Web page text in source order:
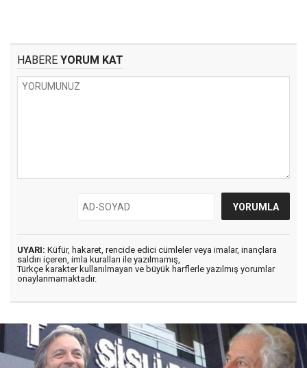
HABERE YORUM KAT
UYARI: Küfür, hakaret, rencide edici cümleler veya imalar, inançlara
saldırı içeren, imla kuralları ile yazılmamış,
Türkçe karakter kullanılmayan ve büyük harflerle yazılmış yorumlar
onaylanmamaktadır.